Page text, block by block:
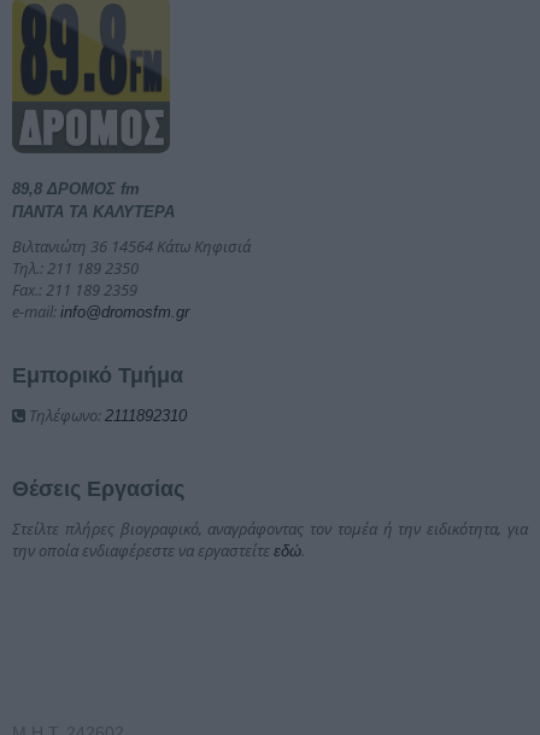
89,8 ΔΡΟΜΟΣ fm
ΠΑΝΤΑ ΤΑ ΚΑΛΥΤΕΡΑ
Βιλτανιώτη 36 14564 Κάτω Κηφισιά
Τηλ.: 211 189 2350
Fax.: 211 189 2359
e-mail: info@dromosfm.gr
Εμπορικό Τμήμα
Τηλέφωνο: 2111892310
Θέσεις Εργασίας
Στείλτε πλήρες βιογραφικό, αναγράφοντας τον τομέα ή την ειδικότητα, για
την οποία ενδιαφέρεστε να εργαστείτε εδώ.